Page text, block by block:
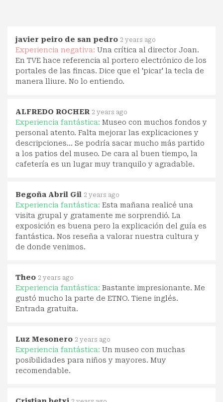
javier peiro de san pedro 2 years ago
Experiencia negativa: Una crítica al director Joan.
En TVE hace referencia al portero electrónico de los
portales de las fincas. Dice que el 'picar' la tecla de
manera lliure. No lo entiendo.
ALFREDO ROCHER 2 years ago
Experiencia fantástica: Museo con muchos fondos y
personal atento. Falta mejorar las explicaciones y
descripciones... Se podría sacar mucho más partido
a los patios del museo. De cara al buen tiempo, la
cafetería es un lugar muy tranquilo y agradable.
Begoña Abril Gil 2 years ago
Experiencia fantástica: Esta mañana realicé una
visita grupal y gratamente me sorprendió. La
exposición es buena pero la explicación del guía es
fantástica. Nos reseña a valorar nuestra cultura y
de donde venimos.
Theo 2 years ago
Experiencia fantástica: Bastante impresionante. Me
gustó mucho la parte de ETNO. Tiene inglés.
Entrada gratuita.
Luz Mesonero 2 years ago
Experiencia fantástica: Un museo con muchas
posibilidades para niños y mayores. Muy
recomendable.